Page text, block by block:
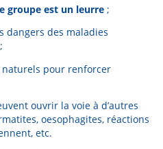
groupe est un leurre ;
dangers des maladies
pour renforcer
ouvrir la voie à d’autres
oesophagites, réactions
etc.